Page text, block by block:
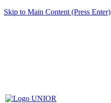
Skip to Main Content (Press Enter)